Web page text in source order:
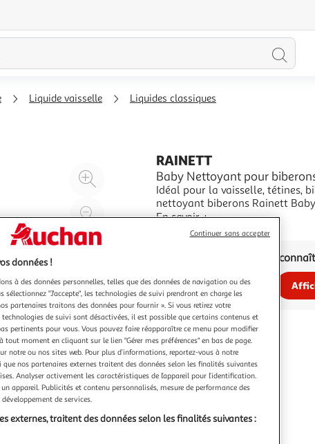
Liquide vaisselle Liquides classiques
Agrandir
l'illustration
à
200%
Réduire
l'illustration
à
%
Partager
produit
RAINETT
Baby Nettoyant pour
Idéal pour la vaisselle, tétines,
nettoyant biberons Rainett
les accessoires de bébé. Sa
spécifiques telles que le lait ou
En savoir +
Vous voulez
données !
à des données personnelles, telles que des données de navigation ou des
"J'accepte", les technologies de suivi prendront en charge les
partenaires traitons des données pour fournir ». Si vous retirez votre
de suivi sont désactivées, il est possible que certains contenus et
pertinents pour vous. Vous pouvez faire réapparaître ce menu pour modifier
moment en cliquant sur le lien "Gérer mes préférences" en bas de page.
notre ou nos sites web. Pour plus d’informations, reportez-vous à notre
nos partenaires externes traitent des données selon les finalités suivantes
Analyser activement les caractéristiques de l’appareil pour l’identification.
appareil. Publicités et contenu personnalisés, mesure de performance des
de services.
externes, traitent des données selon les finalités suivantes :
Continuer sans accepter